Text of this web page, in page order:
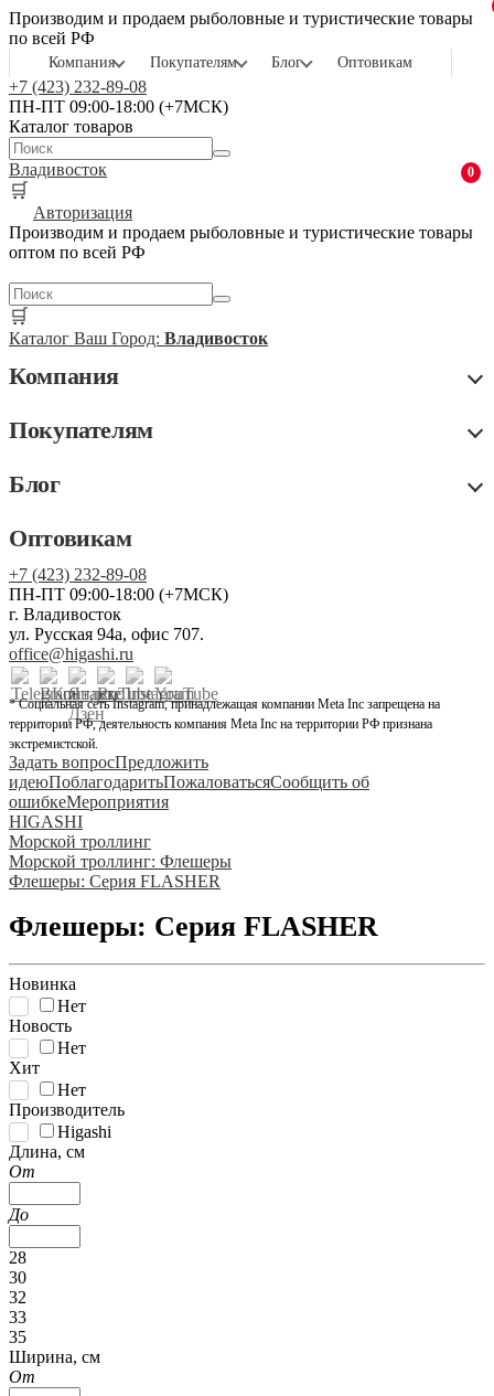
Производим и продаем рыболовные и туристические товары
по всей РФ
Компания Покупателям Блог Оптовикам
+7 (423) 232-89-08
ПН-ПТ 09:00-18:00 (+7МСК)
Каталог товаров
Владивосток
🛒
0
Авторизация
Производим и продаем рыболовные и туристические товары
оптом по всей РФ
🛒
Каталог Ваш Город: Владивосток
Компания
Покупателям
Блог
Оптовикам
+7 (423) 232-89-08
ПН-ПТ 09:00-18:00 (+7МСК)
г. Владивосток
ул. Русская 94а, офис 707.
office@higashi.ru
* Социальная сеть Instagram, принадлежащая компании Meta Inc запрещена на
территории РФ, деятельность компания Meta Inc на территории РФ признана
экстремистской.
Задать вопросПредложить
идеюПоблагодаритьПожаловатьсяСообщить об
ошибкеМероприятия
HIGASHI
Морской троллинг
Морской троллинг: Флешеры
Флешеры: Серия FLASHER
Флешеры: Серия FLASHER
Новинка
Нет
Новость
Нет
Хит
Нет
Производитель
Higashi
Длина, см
От
До
28
30
32
33
35
Ширина, см
От